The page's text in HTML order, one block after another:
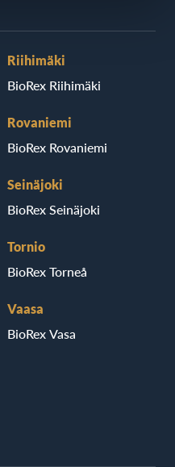
Riihimäki
BioRex Riihimäki
Rovaniemi
BioRex Rovaniemi
Seinäjoki
BioRex Seinäjoki
Tornio
BioRex Torneå
Vaasa
BioRex Vasa